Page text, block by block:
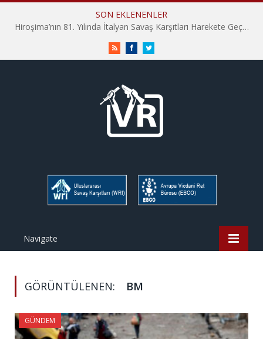
SON EKLENENLER
İHD İstanbul Şube Vicdani Ret Komisyonu: Vicdani Retçiler Olarak Destek İçin Buradayız!
RSS FacebookTwitter
Navigate
GÖRÜNTÜLENEN: BM
GÜNDEM